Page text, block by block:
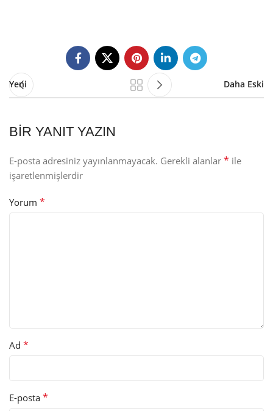
Yeni Daha Eski
BIR YANIT YAZIN
E-posta adresiniz yayınlanmayacak. Gerekli alanlar * ile
işaretlenmişlerdir
Yorum *
Ad *
E-posta *